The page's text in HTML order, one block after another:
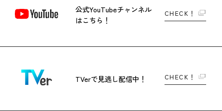
公式YouTubeチャンネル
はこちら！
CHECK！
TVerで見逃し配信中！ CHECK！